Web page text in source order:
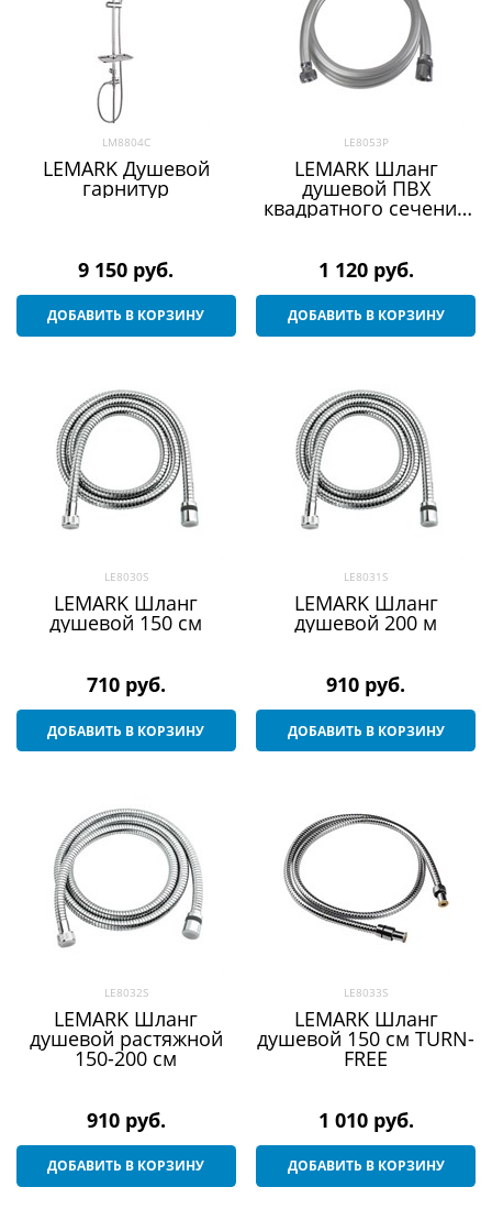
LM8804C
LEMARK Душевой
гарнитур
9 150 руб.
ДОБАВИТЬ В КОРЗИНУ
LE8053P
LEMARK Шланг
душевой ПВХ
квадратного сечения
1 120 руб.
ДОБАВИТЬ В КОРЗИНУ
LE8030S
LEMARK Шланг
душевой 150 см
710 руб.
ДОБАВИТЬ В КОРЗИНУ
LE8031S
LEMARK Шланг
душевой 200 м
910 руб.
ДОБАВИТЬ В КОРЗИНУ
LE8032S
LEMARK Шланг
душевой растяжной
150-200 см
910 руб.
ДОБАВИТЬ В КОРЗИНУ
LE8033S
LEMARK Шланг
душевой 150 см TURN-
FREE
1 010 руб.
ДОБАВИТЬ В КОРЗИНУ